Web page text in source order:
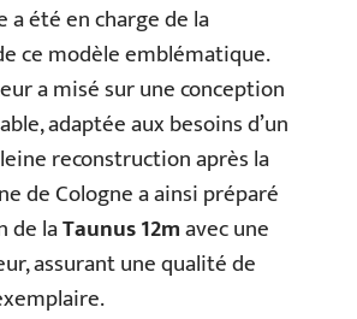
a été en charge de la
ce modèle emblématique.
a misé sur une conception
adaptée aux besoins d’un
reconstruction après la
de Cologne a ainsi préparé
de laTaunus 12mavec une
assurant une qualité de